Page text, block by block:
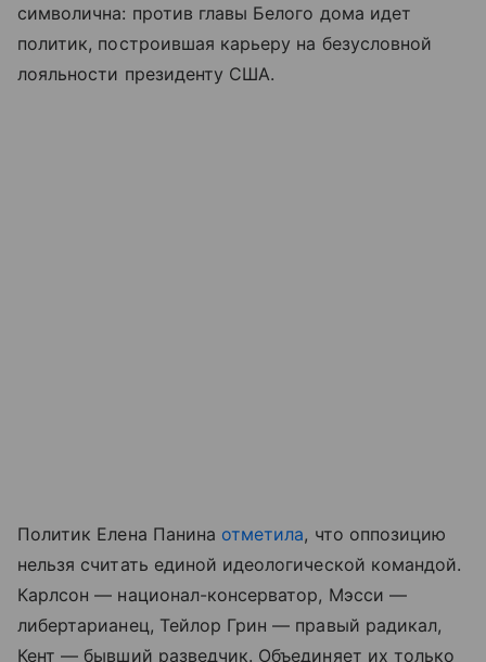
символична: против главы Белого дома идет
политик, построившая карьеру на безусловной
лояльности президенту США.
Политик Елена Панина отметила, что оппозицию
нельзя считать единой идеологической командой.
Карлсон — национал-консерватор, Мэсси —
либертарианец, Тейлор Грин — правый радикал,
Кент — бывший разведчик. Объединяет их только